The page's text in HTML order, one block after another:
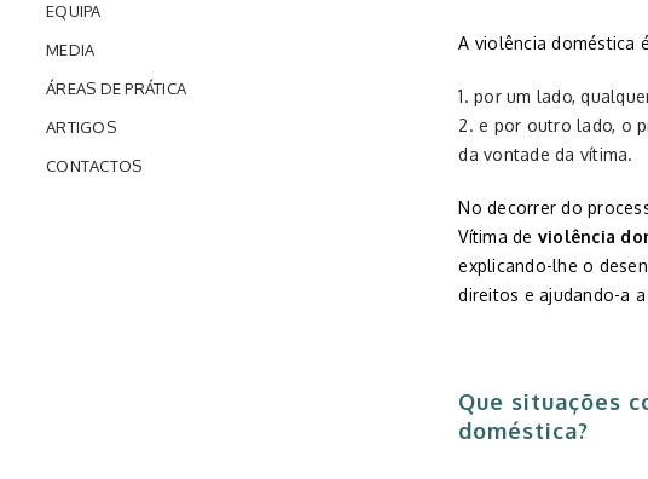
EQUIPA
MEDIA
ÁREAS DE PRÁTICA
ARTIGOS
CONTACTOS
A violência doméstica
por um lado,
e por outro lado, o
da vontade da vítima.
No decorrer do
Vítima de violência
explicando-lhe o
direitos e ajudando-a
Que situações
doméstica?